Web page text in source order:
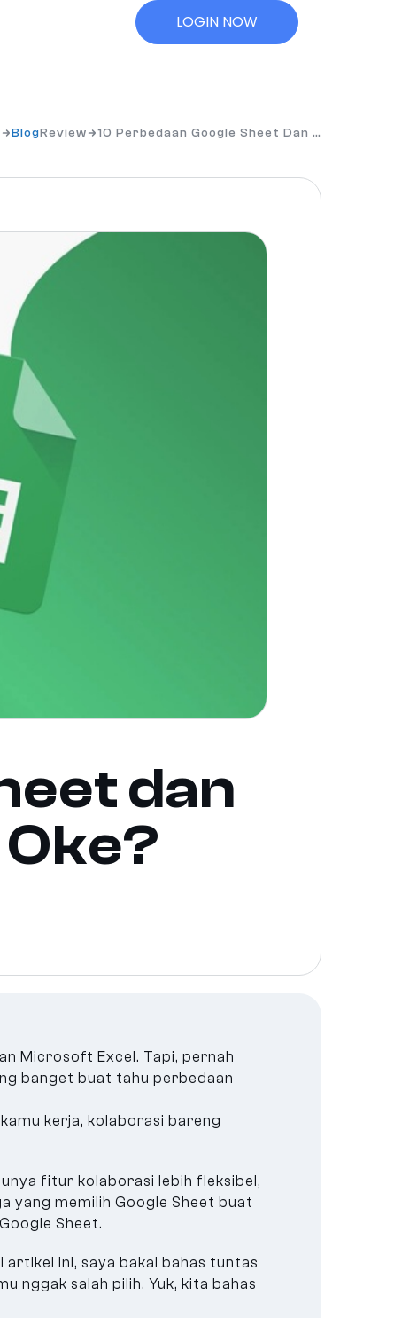
LOGIN NOW
BlogReview 10 Perbedaan Google Sheet Dan …
dan
Microsoft Excel. Tapi, pernah
banget buat tahu perbedaan
kerja, kolaborasi bareng
fitur kolaborasi lebih fleksibel,
yang memilih Google Sheet buat
Sheet.
artikel ini, saya bakal bahas tuntas
nggak salah pilih. Yuk, kita bahas